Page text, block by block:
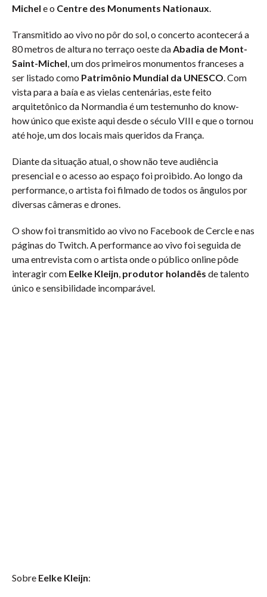
Michel e o Centre des Monuments Nationaux.
Transmitido ao vivo no pôr do sol, o concerto acontecerá a
80 metros de altura no terraço oeste daAbadia de Mont-
Saint-Michel, um dos primeiros monumentos franceses a
ser listado como Patrimônio Mundial da UNESCO. Com
vista para a baía e as vielas centenárias, este feito
arquitetônico da Normandia é um testemunho do know-
how único que existe aqui desde o século VIII e que o tornou
até hoje, um dos locais mais queridos da França.
Diante da situação atual, o show não teve audiência
presencial e o acesso ao espaço foi proibido. Ao longo da
performance, o artista foi filmado de todos os ângulos por
diversas câmeras e drones.
O show foi transmitido ao vivo no Facebook de Cercle e nas
páginas do Twitch. A performance ao vivo foi seguida de
uma entrevista com o artista onde o público online pôde
interagir com Eelke Kleijn, produtor holandês de talento
único e sensibilidade incomparável.
Sobre Eelke Kleijn: